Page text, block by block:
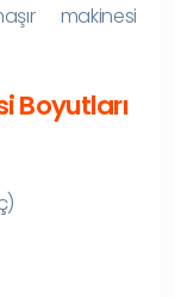
makinesi
Boyutları